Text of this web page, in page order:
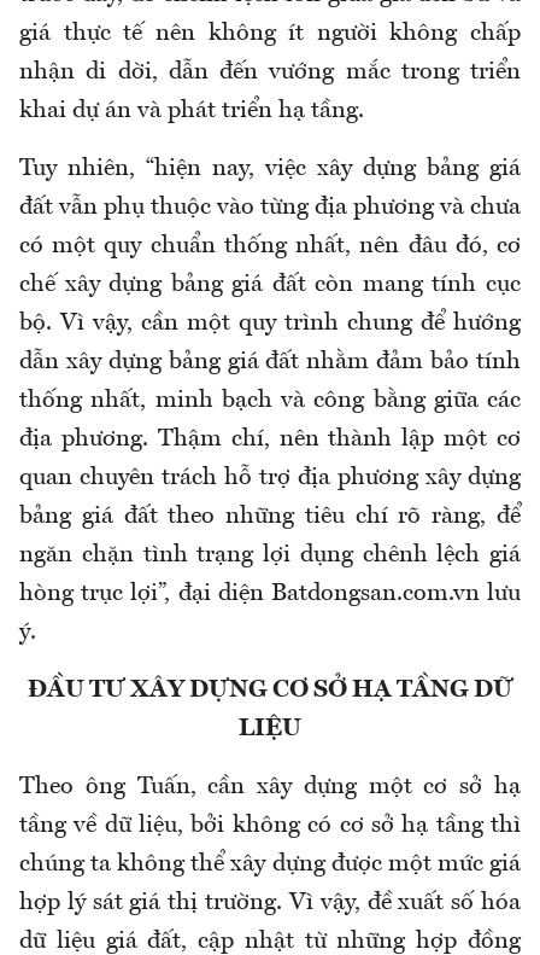
giá thực tế nên không ít người không chấp
nhận di dời, dẫn đến vướng mắc trong triển
khai dự án và phát triển hạ tầng.
Tuy nhiên, “hiện nay, việc xây dựng bảng giá
đất vẫn phụ thuộc vào từng địa phương và chưa
có một quy chuẩn thống nhất, nên đâu đó, cơ
chế xây dựng bảng giá đất còn mang tính cục
bộ. Vì vậy, cần một quy trình chung để hướng
dẫn xây dựng bảng giá đất nhằm đảm bảo tính
thống nhất, minh bạch và công bằng giữa các
địa phương. Thậm chí, nên thành lập một cơ
quan chuyên trách hỗ trợ địa phương xây dựng
bảng giá đất theo những tiêu chí rõ ràng, để
ngăn chặn tình trạng lợi dụng chênh lệch giá
hòng trục lợi”, đại diện Batdongsan.com.vn lưu
ý.
ĐẦU TƯ XÂY DỰNG CƠ SỞ HẠ TẦNG DỮ
LIỆU
Theo ông Tuấn, cần xây dựng một cơ sở hạ
tầng về dữ liệu, bởi không có cơ sở hạ tầng thì
chúng ta không thể xây dựng được một mức giá
hợp lý sát giá thị trường. Vì vậy, đề xuất số hóa
dữ liệu giá đất, cập nhật từ những hợp đồng